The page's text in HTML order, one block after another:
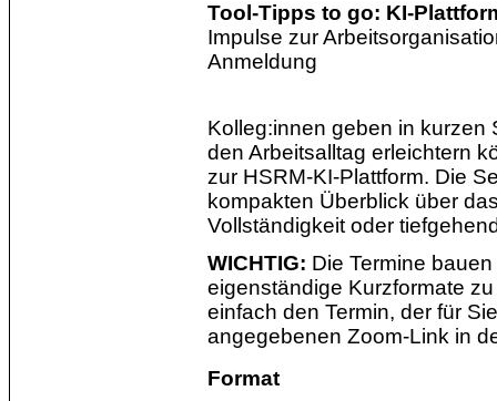
Tool-Tipps to go: KI-
Impulse zur
Anmeldung
Kolleg:innen geben in kurzen
den Arbeitsalltag erleichtern
zur HSRM-KI-Plattform. Die
kompakten Überblick über
Vollständigkeit oder
WICHTIG: Die Termine
eigenständige Kurzformate
einfach den Termin, der für
angegebenen Zoom-Link in
Format